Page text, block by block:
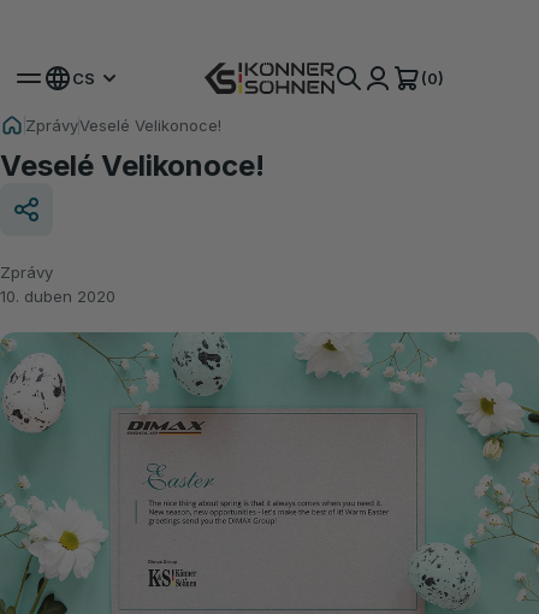
CS (0)
ZprávyVeselé Velikonoce!
Veselé Velikonoce!
Zprávy
10. duben 2020